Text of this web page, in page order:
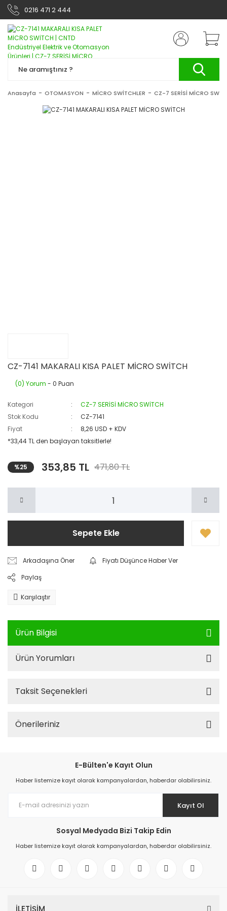
0216 471 2 444
Anasayfa OTOMASYON MİCRO SWİTCHLER CZ-7 SERİSİ MİCRO
CZ-7141 MAKARALI KISA PALET MİCRO SWİTCH
(0) Yorum - 0 Puan
Kategori
CZ-7 SERİSİ MİCRO SWİTCH
Stok Kodu
CZ-7141
Fiyat
8,26 USD + KDV
*33,44 TL den başlayan taksitlerle!
%25 353,85 TL 471,80 TL
Sepete Ekle
Arkadaşına Öner
Fiyatı Düşünce Haber Ver
Paylaş
Karşılaştır
Ürün Bilgisi
Ürün Yorumları
Taksit Seçenekleri
Önerileriniz
E-Bülten'e Kayıt Olun
Haber listemize kayıt olarak kampanyalardan, haberdar olabilirsiniz.
Kayıt Ol
Sosyal Medyada Bizi Takip Edin
Haber listemize kayıt olarak kampanyalardan, haberdar olabilirsiniz.
İLETİŞİM